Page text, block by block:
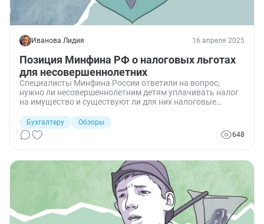
Иванова Лидия 16 апреля 2025
Позиция Минфина РФ о налоговых льготах
для несовершеннолетних
Специалисты Минфина России ответили на вопрос,
нужно ли несовершеннолетним детям уплачивать налог
на имущество и существуют ли для них налоговые
Бухгалтеру
Обзоры
648